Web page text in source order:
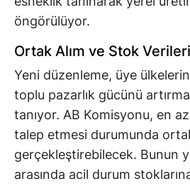
öngörülüyor.
Ortak Alım ve Stok
Yeni düzenleme, üye
toplu pazarlık gücünü
tanıyor. AB Komisyonu, en
talep etmesi durumunda ortak
gerçekleştirebilecek. Bunun
arasında acil durum